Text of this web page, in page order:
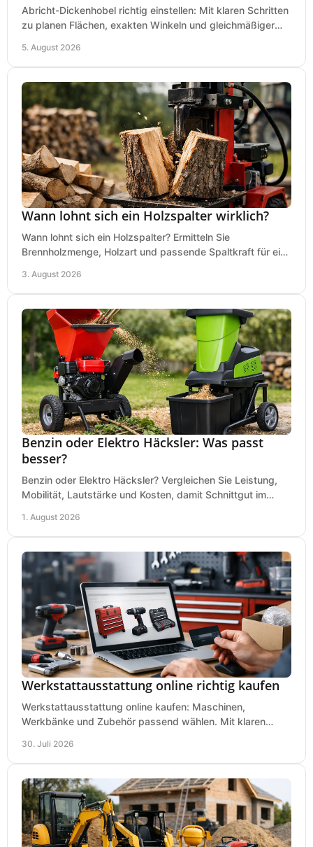
Abricht-Dickenhobel richtig einstellen: Mit klaren Schritten
zu planen Flächen, exakten Winkeln und gleichmäßiger
5. August 2026
Wann lohnt sich ein Holzspalter wirklich?
Wann lohnt sich ein Holzspalter? Ermitteln Sie
Brennholzmenge, Holzart und passende Spaltkraft für eine
3. August 2026
Benzin oder Elektro Häcksler: Was passt
besser?
Benzin oder Elektro Häcksler? Vergleichen Sie Leistung,
Mobilität, Lautstärke und Kosten, damit Schnittgut im
1. August 2026
Werkstattausstattung online richtig kaufen
Werkstattausstattung online kaufen: Maschinen,
Werkbänke und Zubehör passend wählen. Mit klaren
30. Juli 2026